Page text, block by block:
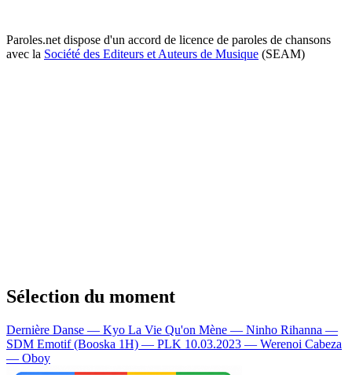
Paroles.net dispose d'un accord de licence de paroles de chansons
avec la Société des Editeurs et Auteurs de Musique (SEAM)
Sélection du moment
Dernière Danse — Kyo La Vie Qu'on Mène — Ninho Rihanna —
SDM Emotif (Booska 1H) — PLK 10.03.2023 — Werenoi Cabeza
— Oboy